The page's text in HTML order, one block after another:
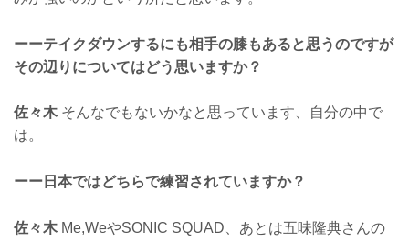
ーーテイクダウンするにも相手の膝もあると思うのですが
その辺りについてはどう思いますか？
佐々木 そんなでもないかなと思っています、自分の中で
は。
ーー日本ではどちらで練習されていますか？
佐々木 Me,WeやSONIC SQUAD、あとは五味隆典さんの